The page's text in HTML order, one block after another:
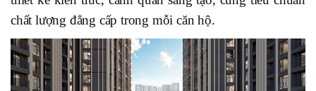
chất lượng đẳng cấp trong mỗi căn hộ.